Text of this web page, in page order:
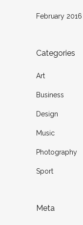
February 2016
Categories
Art
Business
Design
Music
Photography
Sport
Meta